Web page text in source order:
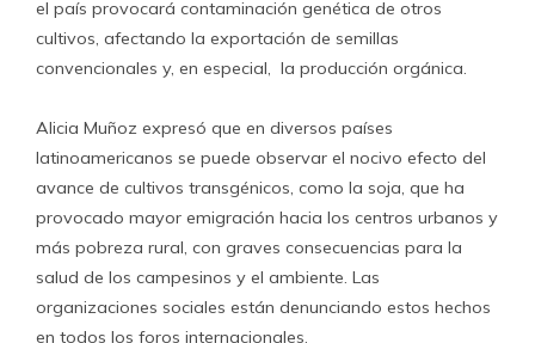
el país provocará contaminación genética de otros
cultivos, afectando la exportación de semillas
convencionales y, en especial, la producción orgánica.
Alicia Muñoz expresó que en diversos países
latinoamericanos se puede observar el nocivo efecto del
avance de cultivos transgénicos, como la soja, que ha
provocado mayor emigración hacia los centros urbanos y
más pobreza rural, con graves consecuencias para la
salud de los campesinos y el ambiente. Las
organizaciones sociales están denunciando estos hechos
en todos los foros internacionales.